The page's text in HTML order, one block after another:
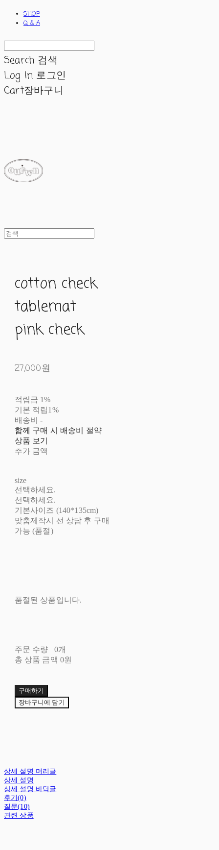
SHOP
Q & A
Search 검색
Log In 로그인
Cart장바구니
cotton check
tablemat
pink check
27,000원
적립금 1%
기본 적립1%
배송비-
함께 구매 시 배송비 절약
상품 보기
추가 금액
size
선택하세요.
선택하세요.
기본사이즈 (140*135cm)
맞춤제작시 선 상담 후 구매
가능 (품절)
품절된 상품입니다.
주문 수량
0개
총 상품 금액 0원
구매하기
장바구니에 담기
상세 설명 머리글
상세 설명
상세 설명 바닥글
후기(0)
질문(10)
관련 상품